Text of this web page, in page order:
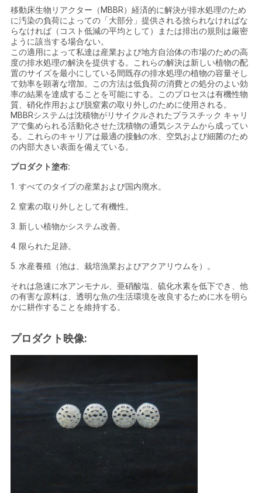
さ
い
引
金
を
求
め
て
く
だ
さ
い
図
プ
ラ
移動床生物リアクター（MBBR）経済的に解決が排水処理のため
に汚染の負荷によっての「大部分」提供される捨られなければな
らなければ（コスト低減の平均として）または排出の規則は厳密
ように該当する場合ない。
この適用によって私達は産業および地方自治体の市場のための高
度の排水処理の解決を提供する。これらの解決は新しい植物の配
置のサイズを最小にしている間既存の排水処理の植物の容量そし
て効率を顕著な増加。この方法は低負荷の消費との処分のよい効
率の結果を達成することを可能にする。このプロセスは有機性物
質、硝化作用および脱窒素の取り外しのために使用される。
MBBRシステムは沈積物がリサイクルされたプラスチック キャリ
アで集められる活動化させた沈積物の通気システムから成ってい
る。これらのキャリアは最適の接触の水、空気および細菌のため
の内部大きい表面を備えている。
プロダクト塗布:
1. すべてのタイプの産業および国内廃水。
2. 窒素の取り外しとして有機性。
3. 新しい植物かシステム改善。
4. 限られた足跡。
5. 水産養殖（池は、栽培漁業およびアクアリウムを）。
それは急速に水アンモナル、亜硝酸塩、硫化水素を低下でき、他
の有害な原料は、透明な魚の生活環境を改良するために水を明ら
かに耕作することを維持する。
プロダクト映像: